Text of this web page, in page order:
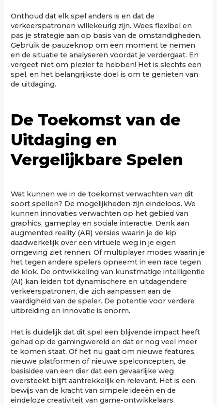
Onthoud dat elk spel anders is en dat de
verkeerspatronen willekeurig zijn. Wees flexibel en
pas je strategie aan op basis van de omstandigheden.
Gebruik de pauzeknop om een moment te nemen
en de situatie te analyseren voordat je verdergaat. En
vergeet niet om plezier te hebben! Het is slechts een
spel, en het belangrijkste doel is om te genieten van
de uitdaging.
De Toekomst van de
Uitdaging en
Vergelijkbare Spelen
Wat kunnen we in de toekomst verwachten van dit
soort spellen? De mogelijkheden zijn eindeloos. We
kunnen innovaties verwachten op het gebied van
graphics, gameplay en sociale interactie. Denk aan
augmented reality (AR) versies waarin je de kip
daadwerkelijk over een virtuele weg in je eigen
omgeving ziet rennen. Of multiplayer modes waarin je
het tegen andere spelers opneemt in een race tegen
de klok. De ontwikkeling van kunstmatige intelligentie
(AI) kan leiden tot dynamischere en uitdagendere
verkeerspatronen, die zich aanpassen aan de
vaardigheid van de speler. De potentie voor verdere
uitbreiding en innovatie is enorm.
Het is duidelijk dat dit spel een blijvende impact heeft
gehad op de gamingwereld en dat er nog veel meer
te komen staat. Of het nu gaat om nieuwe features,
nieuwe platformen of nieuwe spelconcepten, de
basisidee van een dier dat een gevaarlijke weg
oversteekt blijft aantrekkelijk en relevant. Het is een
bewijs van de kracht van simpele ideeën en de
eindeloze creativiteit van game-ontwikkelaars.